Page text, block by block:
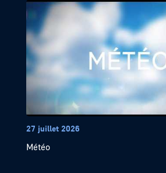
27 juillet 2026
Météo